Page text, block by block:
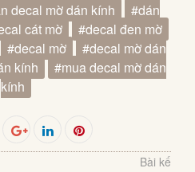
decal mờ dán kính
#dán
cát mờ
#decal đen mờ
#decal mờ
#decal mờ dán
kính
#mua decal mờ dán
kính
Google+LinkedInPinterest
Bài kế